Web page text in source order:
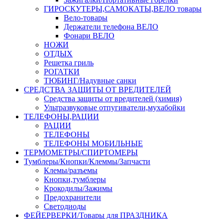
ГИРОСКУТЕРЫ,САМОКАТЫ,ВЕЛО товары
Вело-товары
Держатели телефона ВЕЛО
Фонари ВЕЛО
НОЖИ
ОТДЫХ
Решетка гриль
РОГАТКИ
ТЮБИНГ/Надувные санки
СРЕДСТВА ЗАЩИТЫ ОТ ВРЕДИТЕЛЕЙ
Средства защиты от вредителей (химия)
Ультразвуковые отпугиватели,мухабойки
ТЕЛЕФОНЫ,РАЦИИ
РАЦИИ
ТЕЛЕФОНЫ
ТЕЛЕФОНЫ МОБИЛЬНЫЕ
ТЕРМОМЕТРЫ/СПИРТОМЕРЫ
Тумблеры/Кнопки/Клеммы/Запчасти
Клемы/разъемы
Кнопки,тумблеры
Крокодилы/Зажимы
Предохранители
Светодиоды
ФЕЙЕРВЕРКИ/Товары для ПРАЗДНИКА